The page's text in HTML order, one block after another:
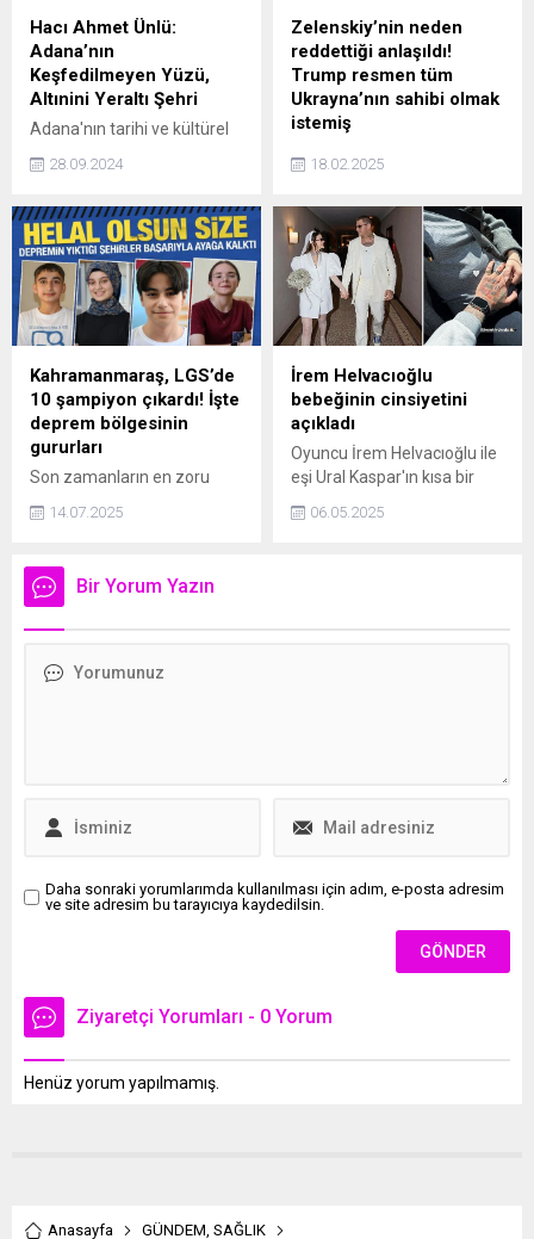
Hacı Ahmet Ünlü:
Adana’nın
Keşfedilmeyen Yüzü,
Altınini Yeraltı Şehri
Adana'nın tarihi ve kültürel
bir yer tutan Altınini Yeraltı
Ahmet Ünlü tarafından
detaylı bir incelemeye tabi
tutulmuştur. Doğal kayaların
içine oyularak oluşturulmuş
çok sayıda mekân
barındıran bu yer, gizemi ve
tarihi önemi ile öne
çıkmaktadır.
28.09.2024
Zelenskiy’nin neden
reddettiği anlaşıldı!
Trump resmen tüm
Ukrayna’nın sahibi olmak
istemiş
Volodimir Zelenskiy'nin
elementinin yarısını ABD'ye
devretmeyi reddetmesinin
yankıları sürerken İngiliz
medyası ilginç bir haber
kaleme aldı. Habere göre,
Trump sadece maden değil,
limanlar, alt yapı, petrol,
doğal gaz gibi alanlarda
yüzde 50 pay istedi. Trump
bu fikrini kabul ettirirse
kazanç 500 milyar doları
bulacak.
18.02.2025
Kahramanmaraş, LGS’de
10 şampiyon çıkardı! İşte
deprem bölgesinin
gururları
Son zamanların en zoru
sürpriz yaşandı. Geçen sene
sınavda, bu sene 719
öğrenci tüm soruları doğru
depremin vurduğu
14.07.2025
İrem Helvacıoğlu
bebeğinin cinsiyetini
açıkladı
Oyuncu İrem Helvacıoğlu ile
eşi Ural Kaspar'ın kısa bir
ortaya çıkmıştı. İlk kez anne
06.05.2025
Bir Yorum Yazın
Daha sonraki yorumlarımda kullanılması için adım, e-posta adresim
ve site adresim bu tarayıcıya kaydedilsin.
Ziyaretçi Yorumları - 0 Yorum
Henüz yorum yapılmamış.
Anasayfa GÜNDEM, SAĞLIK